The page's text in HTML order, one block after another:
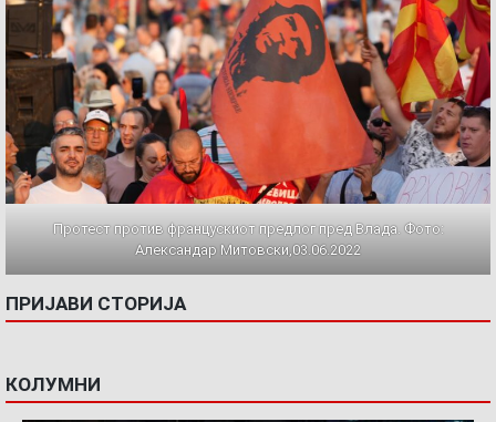
Протест против францускиот предлог пред Влада. Фото:
Александар Митовски,03.06.2022
ПРИЈАВИ СТОРИЈА
КОЛУМНИ